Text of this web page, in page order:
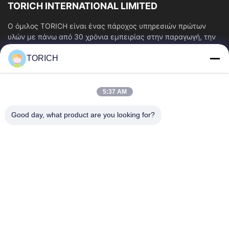
TORICH INTERNATIONAL LIMITED
Ο όμιλος TORICH είναι ένας πάροχος υπηρεσιών πρώτων
υλών με πάνω από 30 χρόνια εμπειρίας στην παραγωγή, την
έρευνα και ανάπτυξη, το εμπόριο, την...
Γρήγοροι Σύνδεσμοι
Σχετικά Με Εμάς
Γύρος Εργοστασίων
Ποιοτικός Έλεγχος
TORICH
5:37 AM
Good day, what product are you looking for?